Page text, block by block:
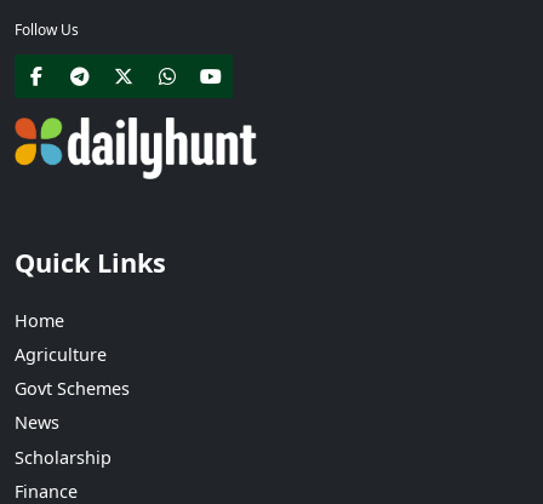
Follow Us
Quick Links
Home
Agriculture
Govt Schemes
News
Scholarship
Finance